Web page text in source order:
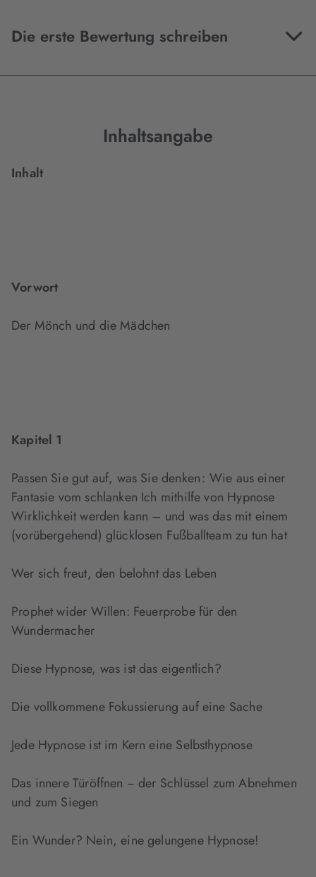
Die erste Bewertung schreiben
Inhaltsangabe
Inhalt
Vorwort
Der Mönch und die Mädchen
Kapitel 1
Passen Sie gut auf, was Sie denken : Wie aus einer
Fantasie vom schlanken Ich mithilfe von Hypnose
Wirklichkeit werden kann – und was das mit einem
(vorübergehend) glücklosen Fußballteam zu tun hat
Wer sich freut, den belohnt das Leben
Prophet wider Willen: Feuerprobe für den
Wundermacher
Diese Hypnose, was ist das eigentlich?
Die vollkommene Fokussierung auf eine Sache
Jede Hypnose ist im Kern eine Selbsthypnose
Das innere Türöffnen − der Schlüssel zum Abnehmen
und zum Siegen
Ein Wunder? Nein, eine gelungene Hypnose!